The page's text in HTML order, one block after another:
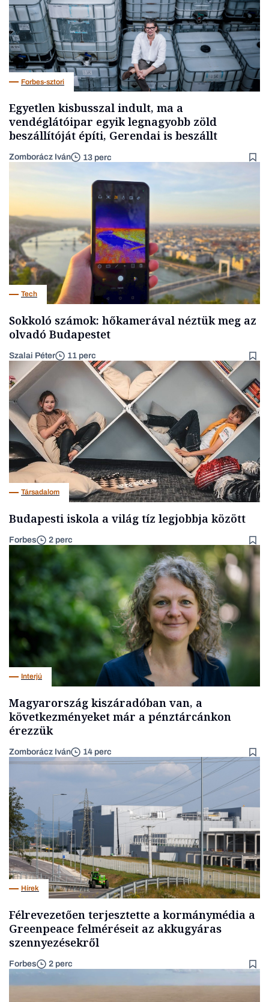
Forbes-sztori
Egyetlen kisbusszal indult, ma a
vendéglátóipar egyik legnagyobb zöld
beszállítóját építi, Gerendai is beszállt
Zomborácz Iván 13 perc
Tech
Sokkoló számok: hőkamerával néztük meg az
olvadó Budapestet
Szalai Péter 11 perc
Társadalom
Budapesti iskola a világ tíz legjobbja között
Forbes 2 perc
Interjú
Magyarország kiszáradóban van, a
következményeket már a pénztárcánkon
érezzük
Zomborácz Iván 14 perc
Hírek
Félrevezetően terjesztette a kormánymédia a
Greenpeace felméréseit az akkugyáras
szennyezésekről
Forbes 2 perc